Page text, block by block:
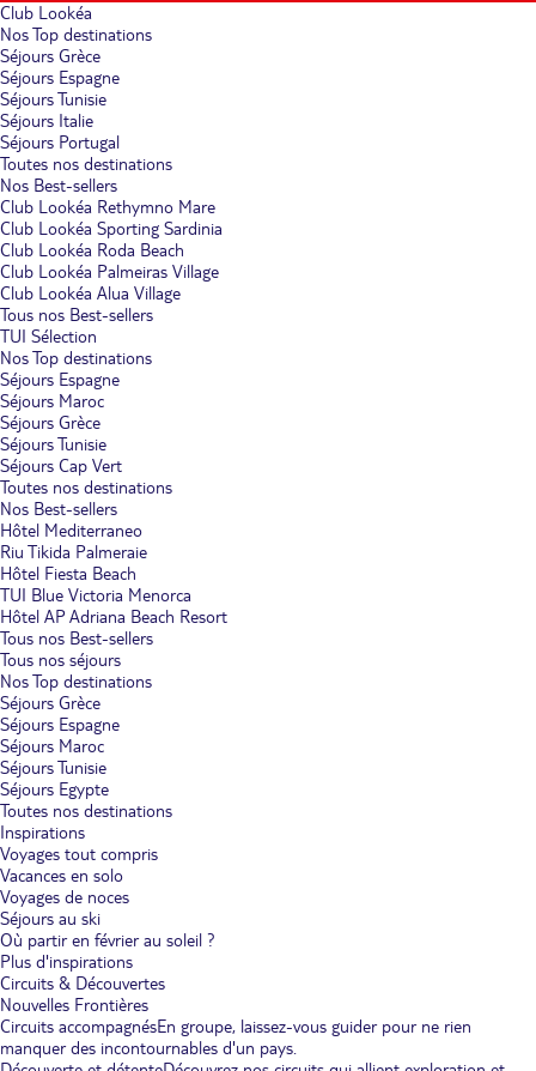
Club Lookéa
Nos Top destinations
Séjours Grèce
Séjours Espagne
Séjours Tunisie
Séjours Italie
Séjours Portugal
Toutes nos destinations
Nos Best-sellers
Club Lookéa Rethymno Mare
Club Lookéa Sporting Sardinia
Club Lookéa Roda Beach
Club Lookéa Palmeiras Village
Club Lookéa Alua Village
Tous nos Best-sellers
TUI Sélection
Nos Top destinations
Séjours Espagne
Séjours Maroc
Séjours Grèce
Séjours Tunisie
Séjours Cap Vert
Toutes nos destinations
Nos Best-sellers
Hôtel Mediterraneo
Riu Tikida Palmeraie
Hôtel Fiesta Beach
TUI Blue Victoria Menorca
Hôtel AP Adriana Beach Resort
Tous nos Best-sellers
Tous nos séjours
Nos Top destinations
Séjours Grèce
Séjours Espagne
Séjours Maroc
Séjours Tunisie
Séjours Egypte
Toutes nos destinations
Inspirations
Voyages tout compris
Vacances en solo
Voyages de noces
Séjours au ski
Où partir en février au soleil ?
Plus d'inspirations
Circuits & Découvertes
Nouvelles Frontières
Circuits accompagnésEn groupe, laissez-vous guider pour ne rien
manquer des incontournables d'un pays.